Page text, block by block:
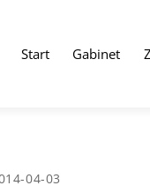
Start Gabinet
04-03